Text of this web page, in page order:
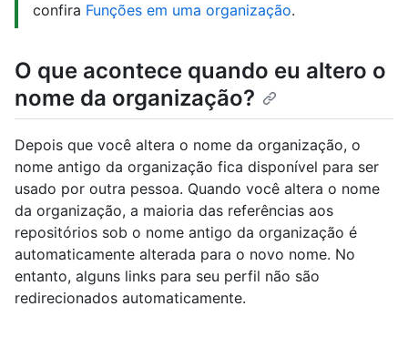
confira Funções em uma organização.
O que acontece quando eu altero o
nome da organização?
Depois que você altera o nome da organização, o
nome antigo da organização fica disponível para ser
usado por outra pessoa. Quando você altera o nome
da organização, a maioria das referências aos
repositórios sob o nome antigo da organização é
automaticamente alterada para o novo nome. No
entanto, alguns links para seu perfil não são
redirecionados automaticamente.